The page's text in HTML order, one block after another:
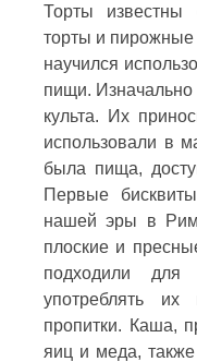
Торты
торты и пирожные
научился
пищи.
культа. Их
использовали в
была пища,
Первые
нашей эры в
плоские и
подходили для
употреблять
пропитки. Каша,
яиц и меда,